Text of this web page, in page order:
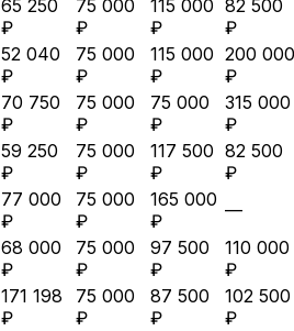
65 250
₽
75 000
₽
115 000
₽
82 500
₽
52 040
₽
75 000
₽
115 000
₽
200 000
₽
70 750
₽
75 000
₽
75 000
₽
315 000
₽
59 250
₽
75 000
₽
117 500
₽
82 500
₽
77 000
₽
75 000
₽
165 000
₽
—
68 000
₽
75 000
₽
97 500
₽
110 000
₽
171 198
₽
75 000
₽
87 500
₽
102 500
₽